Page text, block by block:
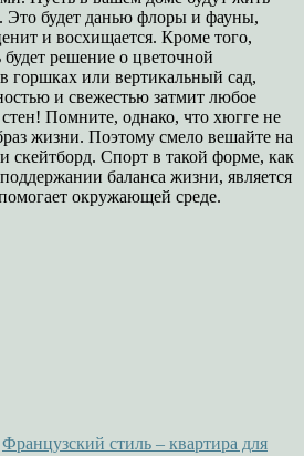
Это будет данью флоры и фауны,
и восхищается. Кроме того,
будет решение о цветочной
горшках или вертикальный сад,
и свежестью затмит любое
Помните, однако, что хюгге не
жизни. Поэтому смело вешайте на
скейтборд. Спорт в такой форме, как
баланса жизни, является
окружающей среде.
Французский стиль – квартира для